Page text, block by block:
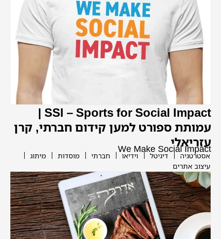
SSI – Sports for Social Impact |
עמותת ספורט למען קידום חברתי, קרן
עזריאלי
We Make Social Impact
אסטרטגיה דיגיטל וידיאו חברתי מוסדות
מיתוג
עיצוב אתרים